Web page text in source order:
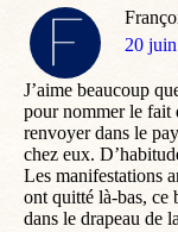
dit
20
J’aime beaucoup
pour nommer le fait
renvoyer dans le
chez eux.
Les manifestations
ont quitté là-bas, ce
dans le drapeau de